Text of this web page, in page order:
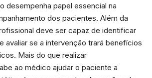
desempenha papel essencial na
dos pacientes. Além da
deve ser capaz de identificar
avaliar se a intervenção trará benefícios
Mais do que realizar
ao médico ajudar o paciente a